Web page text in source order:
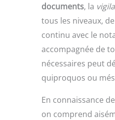
documents, la
tous les niveaux,
continu avec le
accompagnée de
nécessaires peut
quiproquos ou
En connaissance
on comprend